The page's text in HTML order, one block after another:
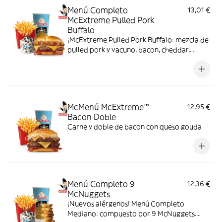
Menú Completo
McExtreme Pulled Pork
Buffalo
13,01 €
¡McExtreme Pulled Pork Buffalo: mezcla de
pulled pork y vacuno, bacon, cheddar,
McMenú McExtreme™
Bacon Doble
12,95 €
Carne y doble de bacon con queso gouda
Menú Completo 9
McNuggets
12,36 €
¡Nuevos alérgenos! Menú Completo
Mediano: compuesto por 9 McNuggets.